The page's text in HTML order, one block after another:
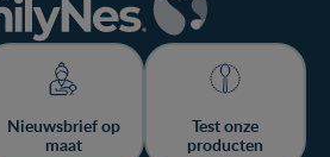
Nieuwsbrief op
maat
Test onze
producten